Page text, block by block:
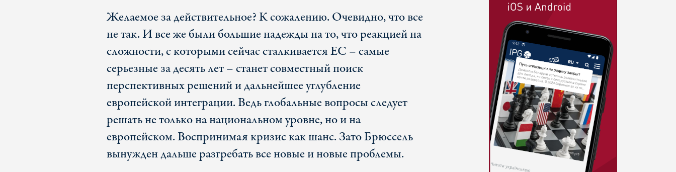
Желаемое за действительное? К сожалению. Очевидно, что все
не так. И все же были большие надежды на то, что реакцией на
сложности, с которыми сейчас сталкивается ЕС – самые
серьезные за десять лет – станет совместный поиск
перспективных решений и дальнейшее углубление
европейской интеграции. Ведь глобальные вопросы следует
решать не только на национальном уровне, но и на
европейском. Воспринимая кризис как шанс. Зато Брюссель
вынужден дальше разгребать все новые и новые проблемы.